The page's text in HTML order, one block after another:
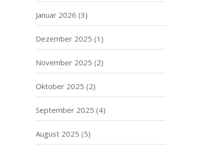
Januar 2026 (3)
Dezember 2025 (1)
November 2025 (2)
Oktober 2025 (2)
September 2025 (4)
August 2025 (5)